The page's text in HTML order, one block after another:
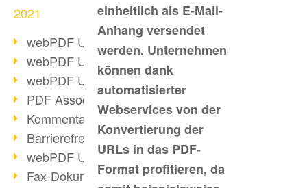
2021
webPDF Update 8.0.0.2376
webPDF Update 8.0.0.2374
webPDF Update 8.0.0.2372
PDF Association 2021 Entwicklungen
Kommentare im PDF einfügen
Barrierefreie PDF-Dokumente (3/3)
webPDF Update 8.0.0.2338
Fax-Dokumente in Workflow
einheitlich als E-Mail-
Anhang versendet
werden. Unternehmen
können dank
automatisierter
Webservices von der
Konvertierung der
URLs in das PDF-
Format profitieren, da